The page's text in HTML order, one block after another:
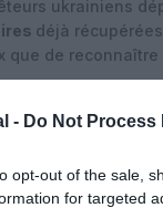
- Do Not
opt-out of the sale,
for targeted
ukrainiens
déjà
que de